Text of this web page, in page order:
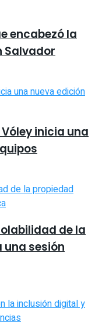
encabezó la
Salvador
inicia una
de la
una sesión